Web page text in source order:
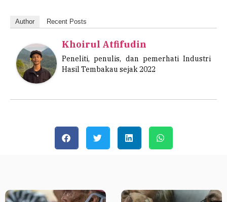
Author Recent Posts
Khoirul Atfifudin
Peneliti, penulis, dan pemerhati Industri
Hasil Tembakau sejak 2022